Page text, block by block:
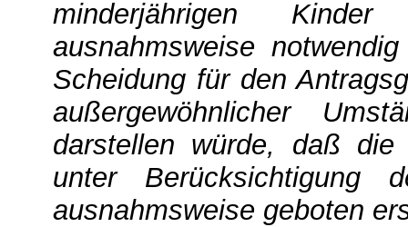
minderjährigen
ausnahmsweise
Scheidung für den
außergewöhnlicher
darstellen würde, daß
unter Berücksichtigung
ausnahmsweise geboten